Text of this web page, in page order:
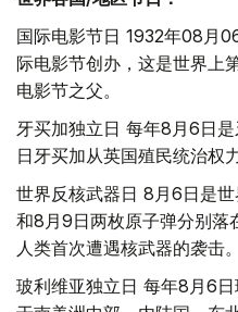
国际电影节日 1932年08月
际电影节创办，这是世界上
电影节之父。
牙买加独立日 每年8月6日
日牙买加从英国殖民统治权
世界反核武器日 8月6日是
和8月9日两枚原子弹分别落
人类首次遭遇核武器的袭击。
玻利维亚独立日 每年8月6